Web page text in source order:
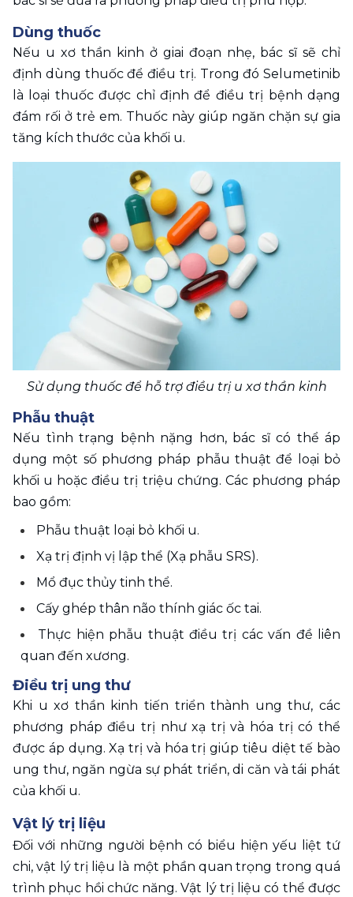
Dùng thuốc
Nếu u xơ thần kinh ở giai đoạn nhẹ, bác sĩ sẽ chỉ
định dùng thuốc để điều trị. Trong đó Selumetinib
là loại thuốc được chỉ định để điều trị bệnh dạng
đám rối ở trẻ em. Thuốc này giúp ngăn chặn sự gia
tăng kích thước của khối u.
Sử dụng thuốc để hỗ trợ điều trị u xơ thần kinh
Phẫu thuật
Nếu tình trạng bệnh nặng hơn, bác sĩ có thể áp
dụng một số phương pháp phẫu thuật để loại bỏ
khối u hoặc điều trị triệu chứng. Các phương pháp
bao gồm:
Phẫu thuật loại bỏ khối u.
Xạ trị định vị lập thể (Xạ phẫu SRS).
Mổ đục thủy tinh thể.
Cấy ghép thân não thính giác ốc tai.
Thực hiện phẫu thuật điều trị các vấn đề liên
quan đến xương.
Điều trị ung thư
Khi u xơ thần kinh tiến triển thành ung thư, các
phương pháp điều trị như xạ trị và hóa trị có thể
được áp dụng. Xạ trị và hóa trị giúp tiêu diệt tế bào
ung thư, ngăn ngừa sự phát triển, di căn và tái phát
của khối u.
Vật lý trị liệu
Đối với những người bệnh có biểu hiện yếu liệt tứ
chi, vật lý trị liệu là một phần quan trọng trong quá
trình phục hồi chức năng. Vật lý trị liệu có thể được